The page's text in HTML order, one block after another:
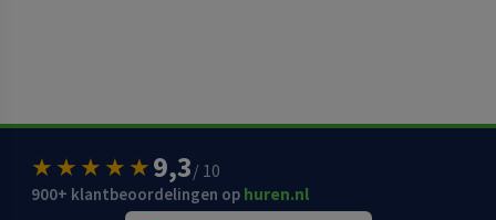
★★★★★9,3/ 10
900+ klantbeoordelingen op huren.nl